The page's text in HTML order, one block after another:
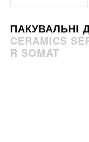
ПАКУВАЛЬНІ
CERAMICS
R SOMAT